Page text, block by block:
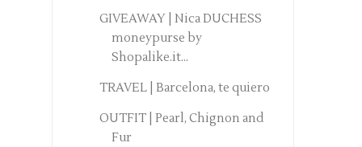
GIVEAWAY | Nica DUCHESS
moneypurse by
Shopalike.it...
TRAVEL | Barcelona, te quiero
OUTFIT | Pearl, Chignon and
Fur